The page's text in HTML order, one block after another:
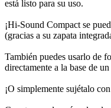
está listo para su uso.
¡Hi-Sound Compact se
(gracias a su zapata
También puedes usarlo de
directamente a la base de
¡O simplemente sujétalo